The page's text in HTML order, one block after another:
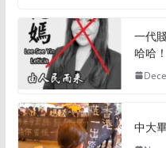
一代
哈哈！
中大